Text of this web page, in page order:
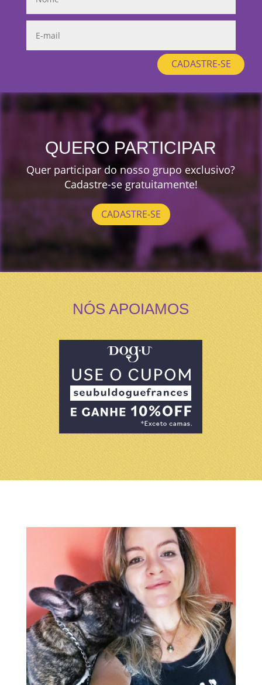
CADASTRE-SE
QUERO PARTICIPAR
Quer participar do nosso grupo exclusivo?
Cadastre-se gratuitamente!
CADASTRE-SE
NÓS APOIAMOS